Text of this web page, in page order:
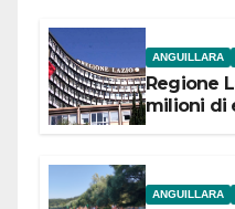
ANGUILLARA
Regione
milioni di
ANGUILLARA